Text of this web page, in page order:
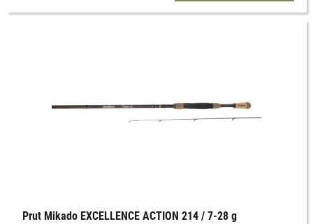
Prut Mikado EXCELLENCE ACTION 214 / 7-28 g